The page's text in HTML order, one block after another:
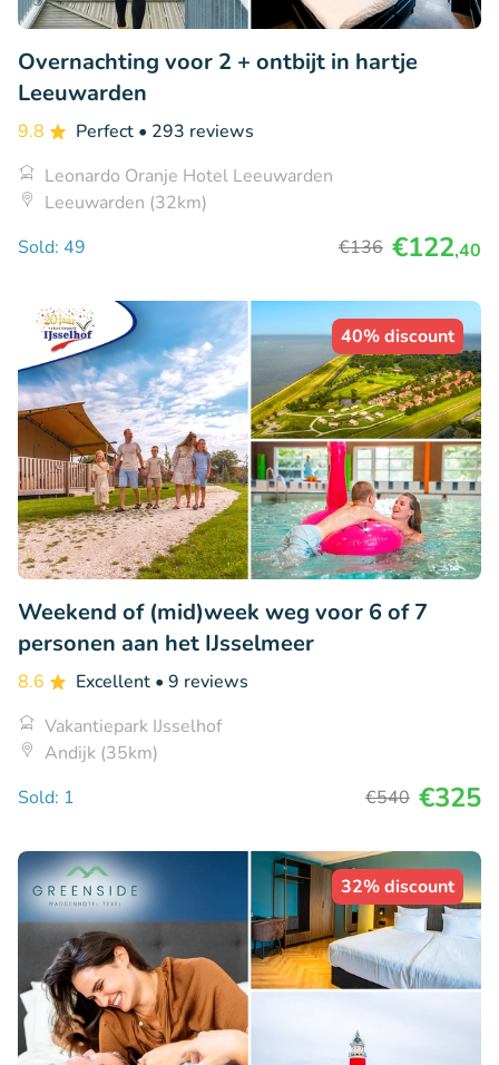
Overnachting voor 2 + ontbijt in hartje
Leeuwarden
9.8 Perfect • 293 reviews
Leonardo Oranje Hotel Leeuwarden
Leeuwarden (32km)
Sold: 49
€136 €122,40
40% discount
Weekend of (mid)week weg voor 6 of 7
personen aan het IJsselmeer
8.6 Excellent • 9 reviews
Vakantiepark IJsselhof
Andijk (35km)
Sold: 1
€540 €325
32% discount